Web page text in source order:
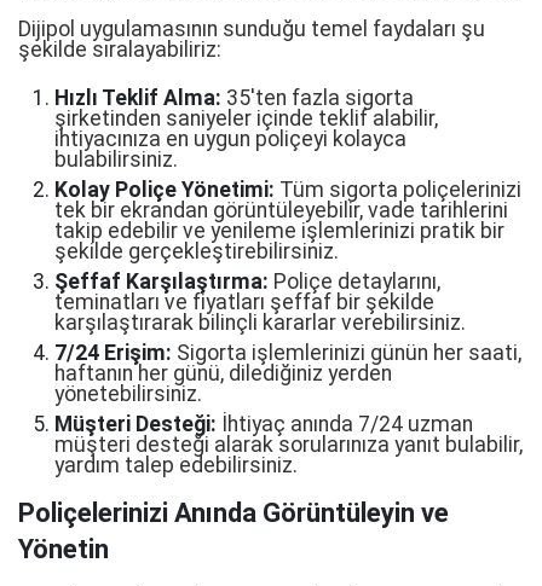
Dijipol uygulamasının sunduğu temel faydaları şu
şekilde sıralayabiliriz:
Hızlı Teklif Alma: 35'ten fazla sigorta
şirketinden saniyeler içinde teklif alabilir,
ihtiyacınıza en uygun poliçeyi kolayca
bulabilirsiniz.
Kolay Poliçe Yönetimi: Tüm sigorta poliçelerinizi
tek bir ekrandan görüntüleyebilir, vade tarihlerini
takip edebilir ve yenileme işlemlerinizi pratik bir
şekilde gerçekleştirebilirsiniz.
Şeffaf Karşılaştırma: Poliçe detaylarını,
teminatları ve fiyatları şeffaf bir şekilde
karşılaştırarak bilinçli kararlar verebilirsiniz.
7/24 Erişim: Sigorta işlemlerinizi günün her saati,
haftanın her günü, dilediğiniz yerden
yönetebilirsiniz.
Müşteri Desteği: İhtiyaç anında 7/24 uzman
müşteri desteği alarak sorularınıza yanıt bulabilir,
yardım talep edebilirsiniz.
Poliçelerinizi Anında Görüntüleyin ve
Yönetin